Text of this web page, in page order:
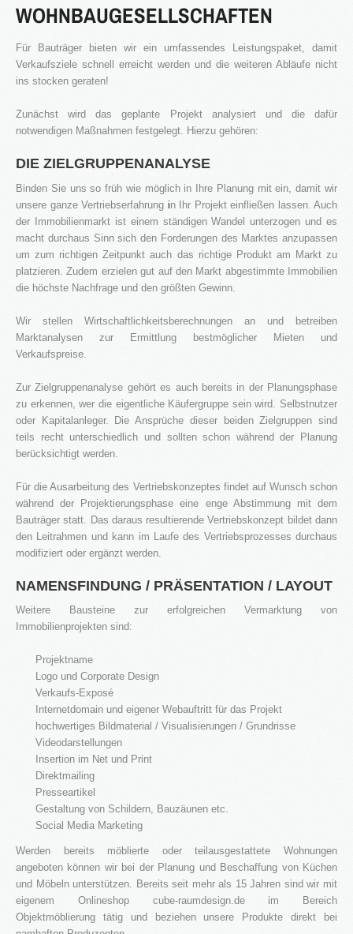
KATEGORIEN
Neubau Immobilien
Denkmal Immobilien
Gewerbe Immobilien
Ausland Immobilien
History
3S
Bauträger
IMMOBILIEN - EIGENTÜMER
Dienstleistungen für Eigentümer von Immobilien
Hier geht's zur Hausverwaltung
Immobilie VERKAUFEN
Sie möchten eine denkmalgeschützte Immobilie
verkaufen?
Grundstück VERKAUFEN
Projekte
Alte Brauerei Moosburg
MietZentrale Immobilien
Kontakt
WOHNBAUGESELLSCHAFTEN
Für Bauträger bieten wir ein umfassendes Leistungspaket, damit
Verkaufsziele schnell erreicht werden und die weiteren Abläufe nicht
ins stocken geraten!
Zunächst wird das geplante Projekt analysiert und die dafür
notwendigen Maßnahmen festgelegt. Hierzu gehören:
DIE ZIELGRUPPENANALYSE
Binden Sie uns so früh wie möglich in Ihre Planung mit ein, damit wir
unsere ganze Vertriebserfahrung in Ihr Projekt einfließen lassen. Auch
der Immobilienmarkt ist einem ständigen Wandel unterzogen und es
macht durchaus Sinn sich den Forderungen des Marktes anzupassen
um zum richtigen Zeitpunkt auch das richtige Produkt am Markt zu
platzieren. Zudem erzielen gut auf den Markt abgestimmte Immobilien
die höchste Nachfrage und den größten Gewinn.
Wir stellen Wirtschaftlichkeitsberechnungen an und betreiben
Marktanalysen zur Ermittlung bestmöglicher Mieten und
Verkaufspreise.
Zur Zielgruppenanalyse gehört es auch bereits in der Planungsphase
zu erkennen, wer die eigentliche Käufergruppe sein wird. Selbstnutzer
oder Kapitalanleger. Die Ansprüche dieser beiden Zielgruppen sind
teils recht unterschiedlich und sollten schon während der Planung
berücksichtigt werden.
Für die Ausarbeitung des Vertriebskonzeptes findet auf Wunsch schon
während der Projektierungsphase eine enge Abstimmung mit dem
Bauträger statt. Das daraus resultierende Vertriebskonzept bildet dann
den Leitrahmen und kann im Laufe des Vertriebsprozesses durchaus
modifiziert oder ergänzt werden.
NAMENSFINDUNG / PRÄSENTATION / LAYOUT
Weitere Bausteine zur erfolgreichen Vermarktung von
Immobilienprojekten sind:
Projektname
Logo und Corporate Design
Verkaufs-Exposé
Internetdomain und eigener Webauftritt für das Projekt
hochwertiges Bildmaterial / Visualisierungen / Grundrisse
Videodarstellungen
Insertion im Net und Print
Direktmailing
Presseartikel
Gestaltung von Schildern, Bauzäunen etc.
Social Media Marketing
Werden bereits möblierte oder teilausgestattete Wohnungen
angeboten können wir bei der Planung und Beschaffung von Küchen
und Möbeln unterstützen. Bereits seit mehr als 15 Jahren sind wir mit
eigenem Onlineshop cube-raumdesign.de im Bereich
Objektmöblierung tätig und beziehen unsere Produkte direkt bei